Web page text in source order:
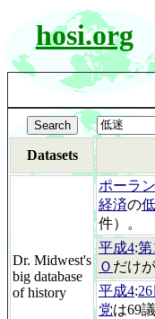
hosi.org
Datasets
Dr. Midwest's
big database
of history
ポーラ
経済の
件）。
平成4:第
Ｏ だけが
平成4:26
党は69